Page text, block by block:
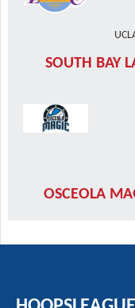
SOUTH BAY
OSCEOLA